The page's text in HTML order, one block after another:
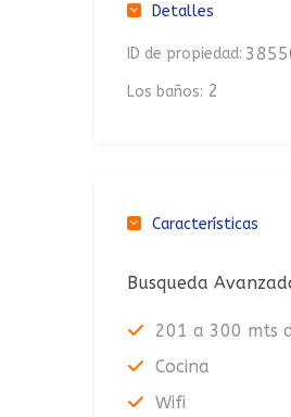
Detalles
ID de propiedad:
Los baños: 2
Características
Busqueda
201 a 300 mts
Cocina
Wifi